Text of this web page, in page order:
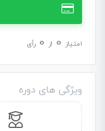
امتیاز 0 از 0 رأی
ویژگی های دوره